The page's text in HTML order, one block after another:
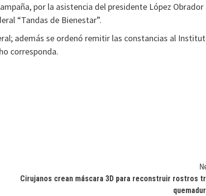
por la asistencia del presidente López Obrador
“Tandas de Bienestar”.
además se ordenó remitir las constancias al
corresponda.
Cirujanos crean máscara 3D para reconstruir rostros